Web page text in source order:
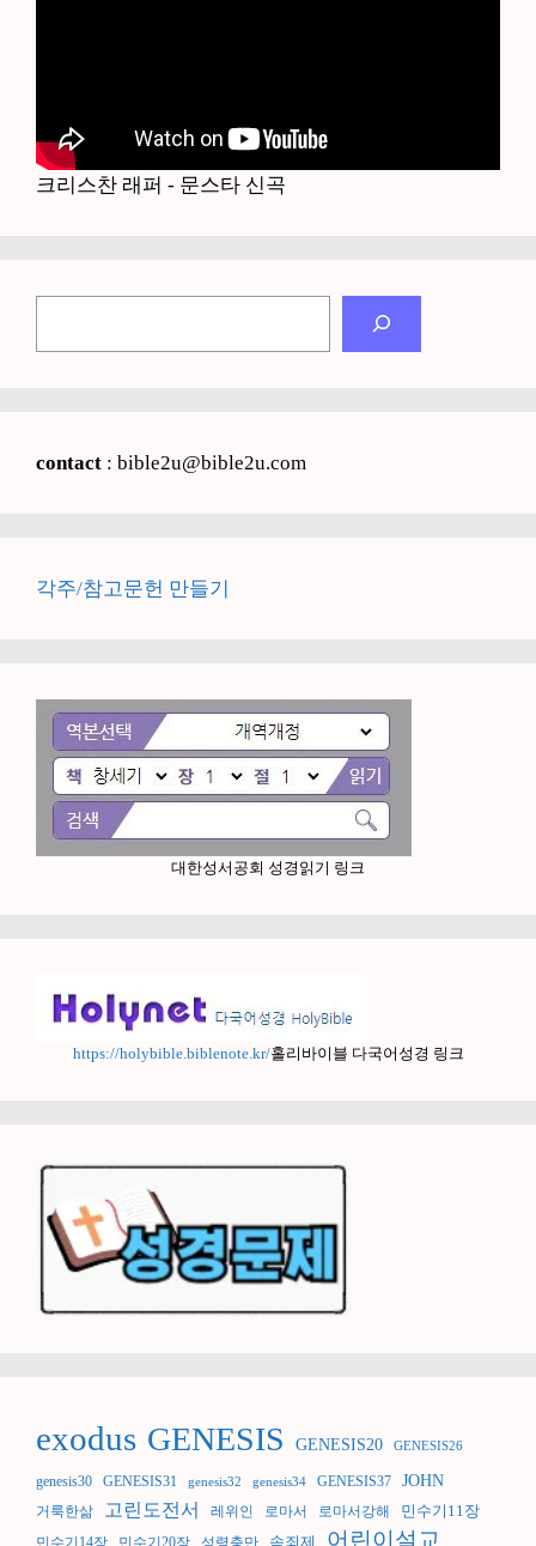
크리스찬 래퍼 - 문스타 신곡
contact : bible2u@bible2u.com
각주/참고문헌 만들기
대한성서공회 성경읽기 링크
https://holybible.biblenote.kr/홀리바이블 다국어성경 링크
exodus GENESIS GENESIS20 GENESIS26
genesis30 GENESIS31 genesis32 genesis34 GENESIS37 JOHN
거룩한삶 고린도전서 레위인 로마서 로마서강해 민수기11장
어린이설교